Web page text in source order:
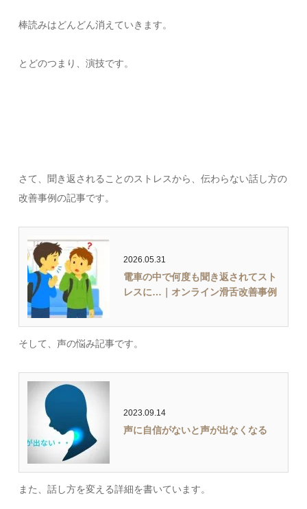
棒読みはどんどん消えていきます。
とどのつまり、演技です。
さて、聞き返されることのストレスから、伝わらない話し方の
改善事例の記事です。
2026.05.31
電車の中で何度も聞き返されてスト
レスに…｜オンライン滑舌改善事例
そして、声の悩み記事です。
2023.09.14
声に自信がないと声が出なくなる
また、話し方を変える詳細を書いています。